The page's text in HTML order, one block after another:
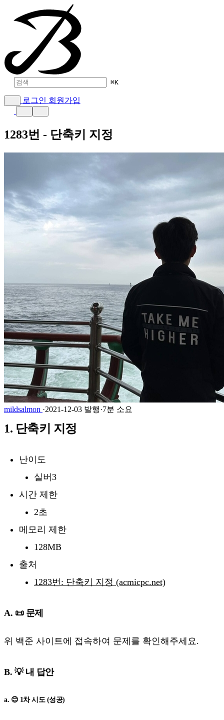
⌘K
로그인 회원가입
1283번 - 단축키 지정
mildsalmon ·2021-12-03 발행·7분 소요
1. 단축키 지정
난이도
실버3
시간 제한
2초
메모리 제한
128MB
출처
1283번: 단축키 지정 (acmicpc.net)
A. 📜 문제
위 백준 사이트에 접속하여 문제를 확인해주세요.
B. 💡 내 답안
a. 😊 1차 시도 (성공)